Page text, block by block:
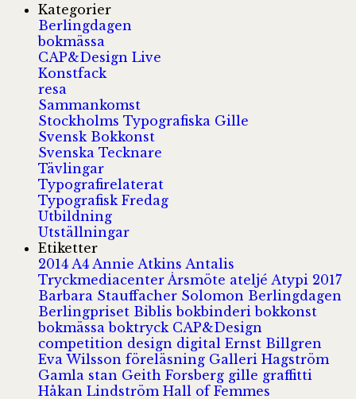
Kategorier
Berlingdagen
bokmässa
CAP&Design Live
Konstfack
resa
Sammankomst
Stockholms Typografiska Gille
Svensk Bokkonst
Svenska Tecknare
Tävlingar
Typografirelaterat
Typografisk Fredag
Utbildning
Utställningar
Etiketter
2014 A4 Annie Atkins Antalis
Tryckmediacenter Årsmöte ateljé Atypi 2017
Barbara Stauffacher Solomon Berlingdagen
Berlingpriset Biblisbokbinderibokkonst
bokmässaboktryck CAP&Design
competition design digital Ernst Billgren
Eva Wilsson föreläsning Galleri Hagström
Gamla stan Geith Forsberg gille graffitti
Håkan Lindström Hall of Femmes